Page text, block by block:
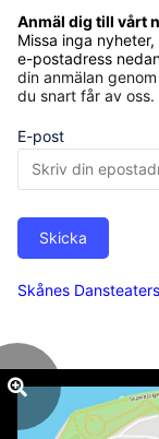
Anmäl dig till vårt
Missa inga
e-postadress
din anmälan
du snart får av oss.
E-post
Skicka
Skånes